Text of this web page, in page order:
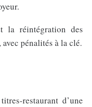
la réintégration des
pénalités à la clé.
restaurant d’une